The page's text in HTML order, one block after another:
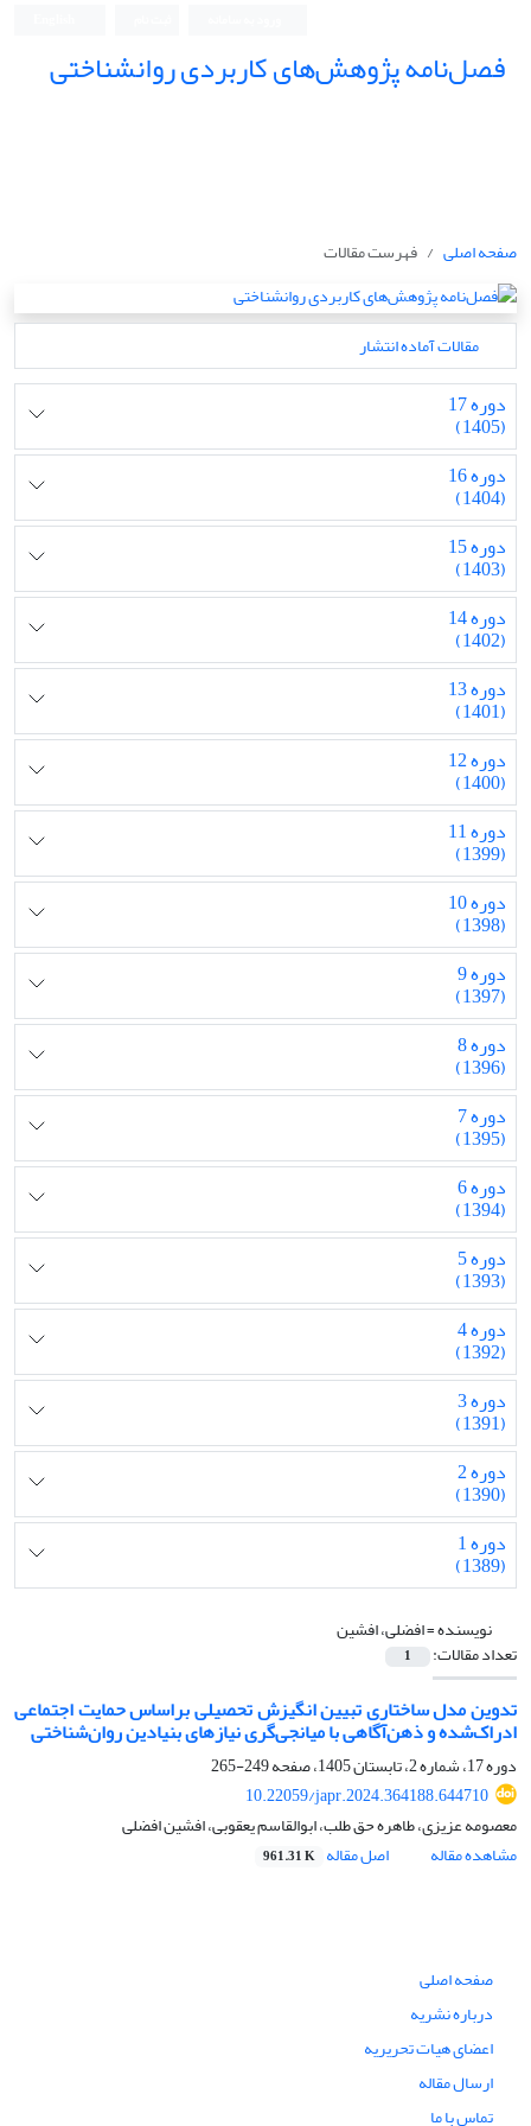
فصل‌نامه پژوهش‌های کاربردی روانشناختی
صفحه اصلی فهرست مقالات
مقالات آماده انتشار
دوره 17
(1405)
دوره 16
(1404)
دوره 15
(1403)
دوره 14
(1402)
دوره 13
(1401)
دوره 12
(1400)
دوره 11
(1399)
دوره 10
(1398)
دوره 9
(1397)
دوره 8
(1396)
دوره 7
(1395)
دوره 6
(1394)
دوره 5
(1393)
دوره 4
(1392)
دوره 3
(1391)
دوره 2
(1390)
دوره 1
(1389)
نویسنده =افضلی، افشین
تعداد مقالات: 1
تدوین مدل ساختاری تبیین انگیزش تحصیلی براساس حمایت اجتماعی
ادراک‌شده و ذهن‌آگاهی با میانجی‌گری نیازهای بنیادین روان‌شناختی
دوره 17، شماره 2، تابستان 1405، صفحه
249-265
10.22059/japr.2024.364188.644710
معصومه عزیزی، طاهره حق طلب، ابوالقاسم یعقوبی، افشین افضلی
مشاهده مقاله
اصل مقاله 961.31 K
صفحه اصلی
درباره نشریه
اعضای هیات تحریریه
ارسال مقاله
تماس با ما